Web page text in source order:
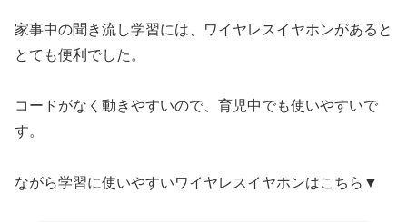
家事中の聞き流し学習には、ワイヤレスイヤホンがあると
とても便利でした。
コードがなく動きやすいので、育児中でも使いやすいで
す。
ながら学習に使いやすいワイヤレスイヤホンはこちら▼